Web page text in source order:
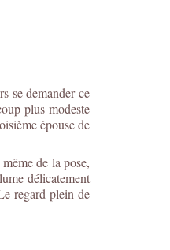
se demander ce
plus modeste
épouse de
de la pose,
délicatement
regard plein de